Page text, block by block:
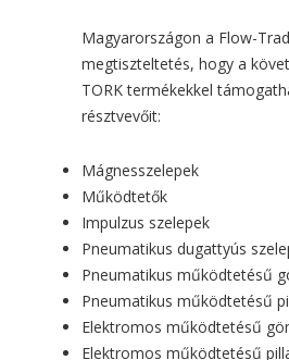
Magyarországon a Flow-
megtiszteltetés, hogy a
TORK termékekkel
résztvevőit:
Mágnesszelepek
Működtetők
Impulzus szelepek
Pneumatikus dugattyús
Pneumatikus működtetésű
Pneumatikus működtetésű
Elektromos működtetésű
Elektromos működtetésű